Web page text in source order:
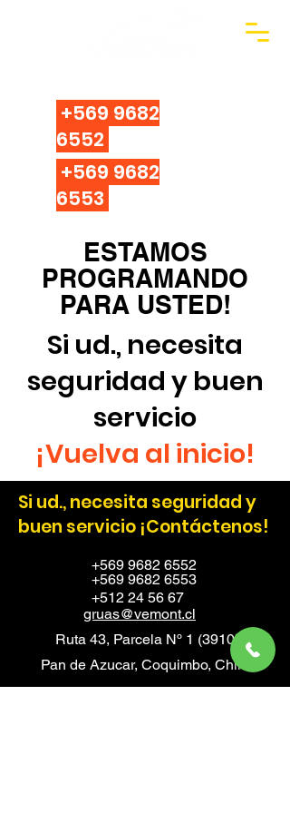
+569 9682
6552
+569 9682
6553
ESTAMOS
PROGRAMANDO
PARA USTED!
Si ud., necesita
seguridad y buen
servicio
¡Vuelva al inicio!
Si ud., necesita seguridad y
buen servicio ¡Contáctenos!
+569 9682 6552
+569 9682 6553
+512 24 56 67
gruas@vemont.cl
Ruta 43, Parcela Nº 1 (3910)
Pan de Azucar, Coquimbo, Chile.